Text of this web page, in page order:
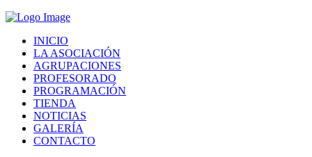
INICIO
LA ASOCIACIÓN
AGRUPACIONES
PROFESORADO
PROGRAMACIÓN
TIENDA
NOTICIAS
GALERÍA
CONTACTO